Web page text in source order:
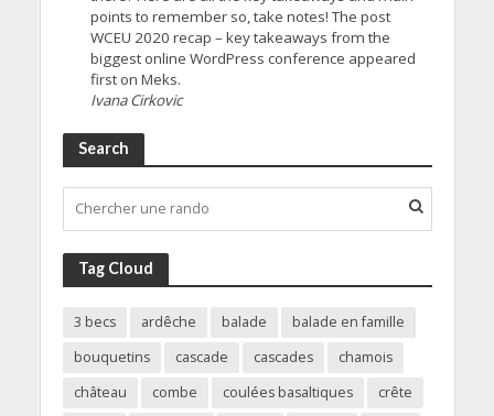
points to remember so, take notes! The post
WCEU 2020 recap – key takeaways from the
biggest online WordPress conference appeared
first on Meks.
Ivana Cirkovic
Search
Tag Cloud
3 becs ardêche balade
balade en famille
bouquetins
cascade cascades
chamois
château
combe coulées basaltiques
crête